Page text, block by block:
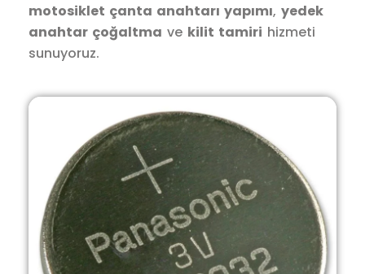
motosiklet çanta anahtarı yapımı, yedek
anahtar çoğaltma ve kilit tamiri hizmeti
sunuyoruz.